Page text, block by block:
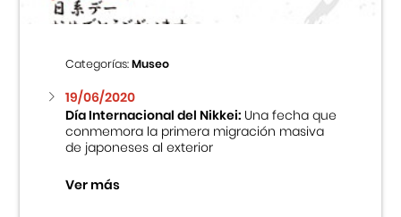
Categorías:Museo
19/06/2020
Día Internacional del Nikkei:Una fecha que
conmemora la primera migración masiva
de japoneses al exterior
Ver más